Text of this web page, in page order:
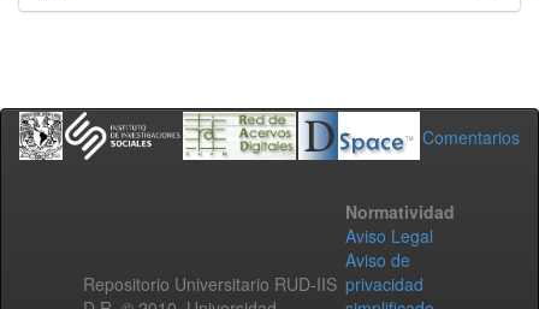
Comentarios
Repositorio Universitario RUD-IIS
Normatividad
Aviso Legal
Aviso de
privacidad